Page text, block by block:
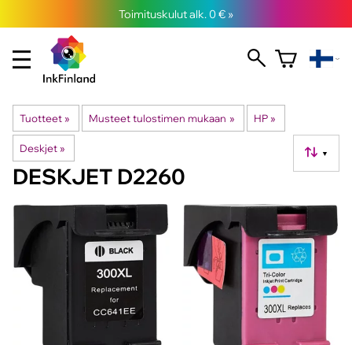
Toimituskulut alk. 0 € »
Tuotteet ‪» Musteet tulostimen mukaan ‪» HP ‪»
Deskjet ‪» ▼
DESKJET D2260